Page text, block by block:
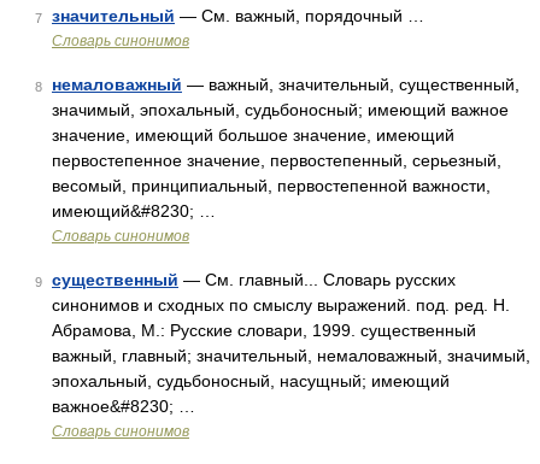
7 значительный — См. важный, порядочный …
Словарь синонимов
8 немаловажный — важный, значительный, существенный,
значимый, эпохальный, судьбоносный; имеющий важное
значение, имеющий большое значение, имеющий
первостепенное значение, первостепенный, серьезный,
весомый, принципиальный, первостепенной важности,
имеющий&#8230; …
Словарь синонимов
9 существенный — См. главный... Словарь русских
синонимов и сходных по смыслу выражений. под. ред. Н.
Абрамова, М.: Русские словари, 1999. существенный
важный, главный; значительный, немаловажный, значимый,
эпохальный, судьбоносный, насущный; имеющий
важное&#8230; …
Словарь синонимов